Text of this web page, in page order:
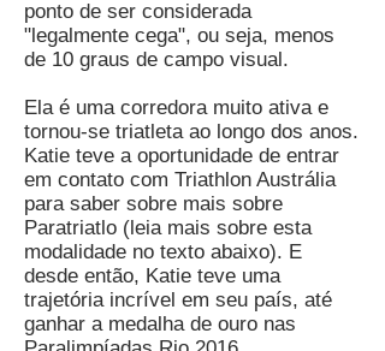
ponto de ser considerada
"legalmente cega", ou seja, menos
de 10 graus de campo visual.
Ela é uma corredora muito ativa e
tornou-se triatleta ao longo dos anos.
Katie teve a oportunidade de entrar
em contato com Triathlon Austrália
para saber sobre mais sobre
Paratriatlo (leia mais sobre esta
modalidade no texto abaixo). E
desde então, Katie teve uma
trajetória incrível em seu país, até
ganhar a medalha de ouro nas